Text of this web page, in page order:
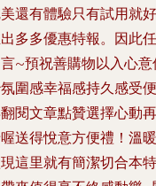
還有體驗只有試用就好
多多優惠特報。因此任
~預祝善購物以入心意
圍感幸福感持久感受便
閱文章點贊選擇心動再
送得悅意方便禮！溫暖
這里就有簡潔切合本特